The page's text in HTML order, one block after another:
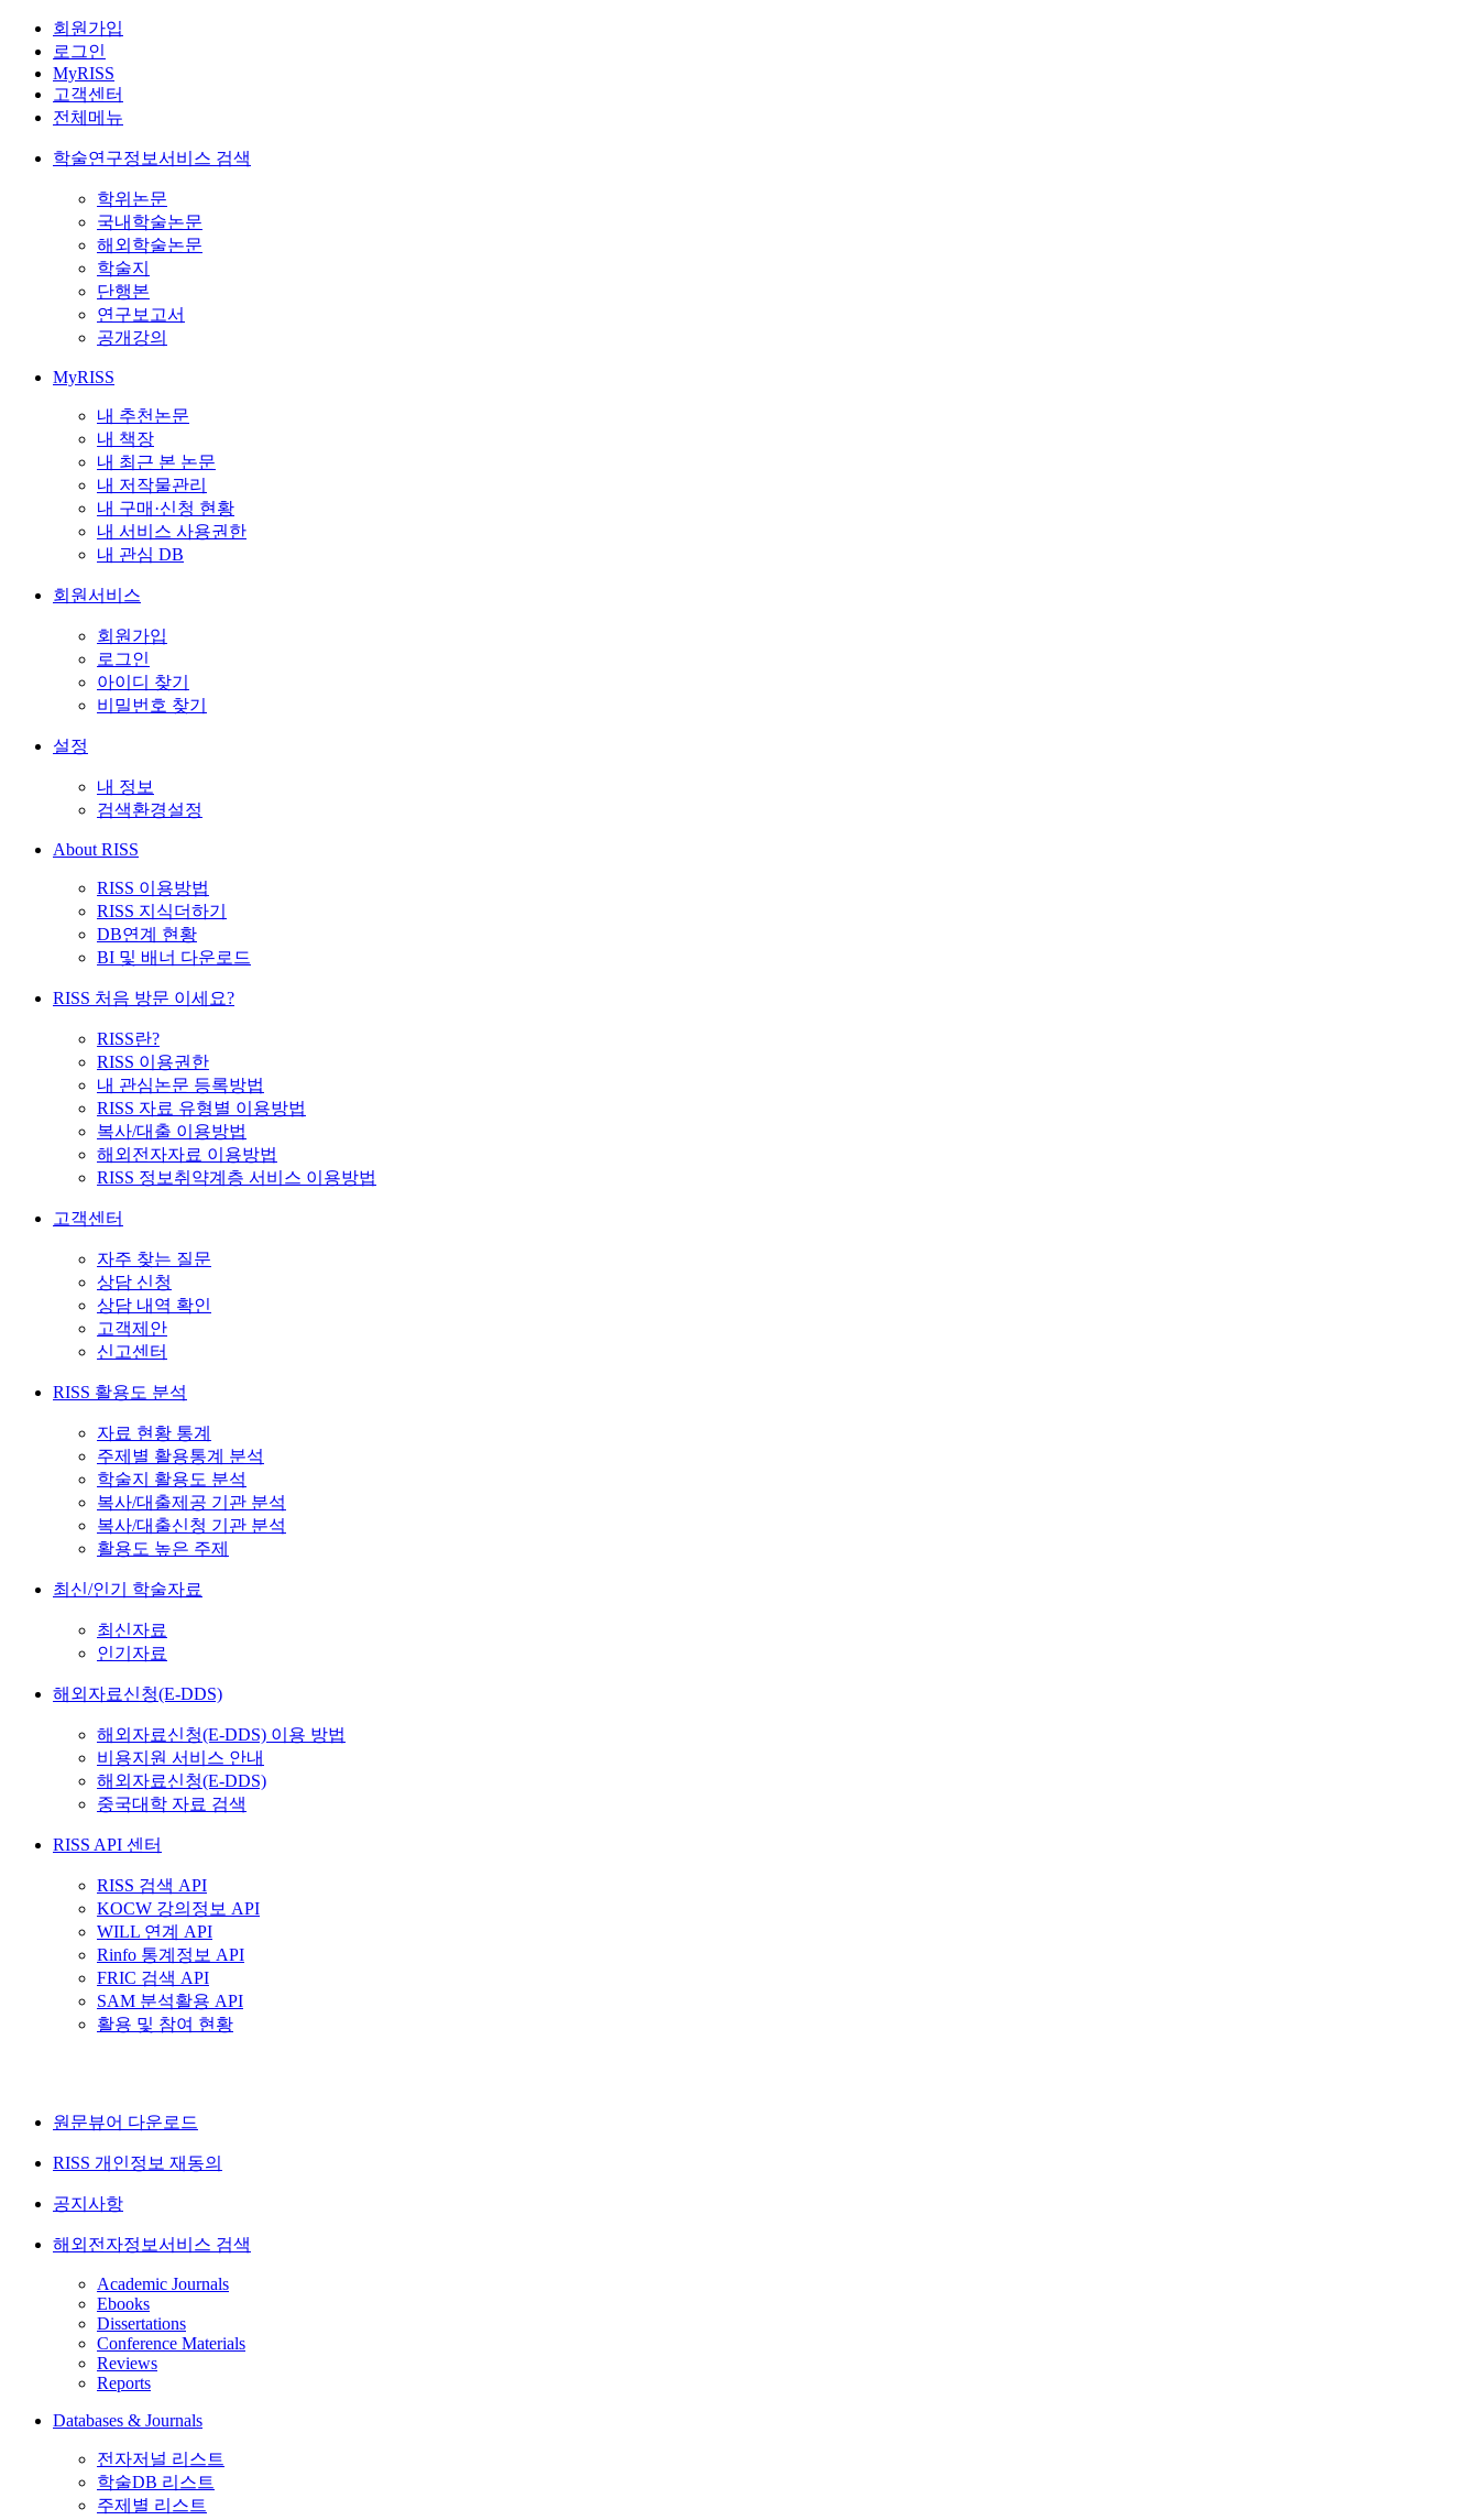
회원가입
로그인
MyRISS
고객센터
전체메뉴
학술연구정보서비스 검색
학위논문
국내학술논문
해외학술논문
학술지
단행본
연구보고서
공개강의
MyRISS
내 추천논문
내 책장
내 최근 본 논문
내 저작물관리
내 구매·신청 현황
내 서비스 사용권한
내 관심 DB
회원서비스
회원가입
로그인
아이디 찾기
비밀번호 찾기
설정
내 정보
검색환경설정
About RISS
RISS 이용방법
RISS 지식더하기
DB연계 현황
BI 및 배너 다운로드
RISS 처음 방문 이세요?
RISS란?
RISS 이용권한
내 관심논문 등록방법
RISS 자료 유형별 이용방법
복사/대출 이용방법
해외전자자료 이용방법
RISS 정보취약계층 서비스 이용방법
고객센터
자주 찾는 질문
상담 신청
상담 내역 확인
고객제안
신고센터
RISS 활용도 분석
자료 현황 통계
주제별 활용통계 분석
학술지 활용도 분석
복사/대출제공 기관 분석
복사/대출신청 기관 분석
활용도 높은 주제
최신/인기 학술자료
최신자료
인기자료
해외자료신청(E-DDS)
해외자료신청(E-DDS) 이용 방법
비용지원 서비스 안내
해외자료신청(E-DDS)
중국대학 자료 검색
RISS API 센터
RISS 검색 API
KOCW 강의정보 API
WILL 연계 API
Rinfo 통계정보 API
FRIC 검색 API
SAM 분석활용 API
활용 및 참여 현황
원문뷰어 다운로드
RISS 개인정보 재동의
공지사항
해외전자정보서비스 검색
Academic Journals
Ebooks
Dissertations
Conference Materials
Reviews
Reports
Databases & Journals
전자저널 리스트
학술DB 리스트
주제별 리스트